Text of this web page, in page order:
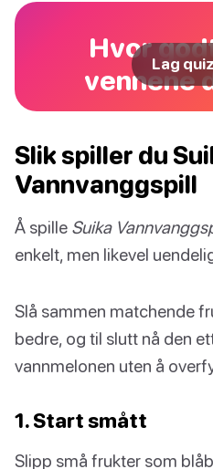
Hvor
vennene
Lag
Slik spiller du
Vannvanggspill
Å spille Suika
enkelt, men likevel
Slå sammen matchende
bedre, og til slutt nå den
vannmelonen uten å
1. Start smått
Slipp små frukter som